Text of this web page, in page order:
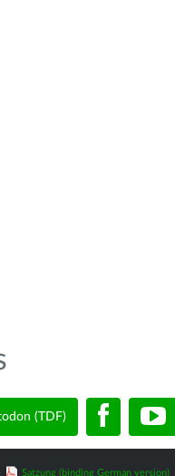
(TDF)
Satzung (binding German version)